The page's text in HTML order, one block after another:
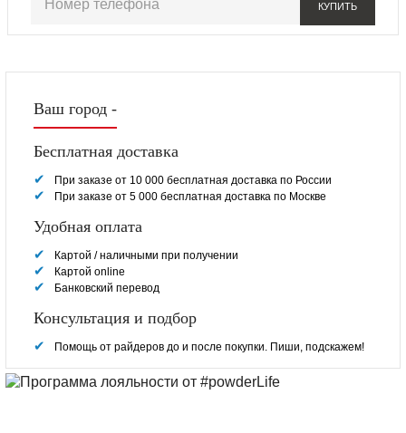
КУПИТЬ
Ваш город -
Бесплатная доставка
При заказе от 10 000 бесплатная доставка по России
При заказе от 5 000 бесплатная доставка по Москве
Удобная оплата
Картой / наличными при получении
Картой online
Банковский перевод
Консультация и подбор
Помощь от райдеров до и после покупки. Пиши, подскажем!